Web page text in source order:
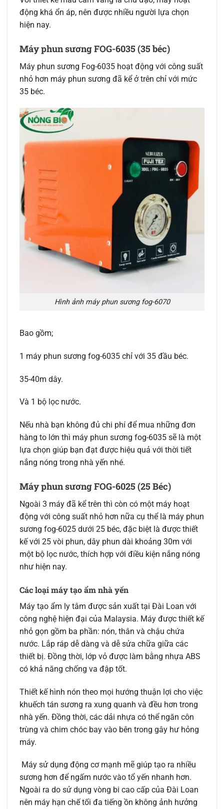
động khá ổn áp, nên được nhiều người lựa chọn
hiện nay.
Máy phun sương FOG-6035 (35 béc)
Máy phun sương Fog-6035 hoạt động với công suất
nhỏ hơn máy phun sương đã kể ở trên chỉ với mức
35 béc.
Hình ảnh máy phun sương fog-6070
Bao gồm;
1 máy phun sương fog-6035 chỉ với 35 đầu béc.
35-40m dây.
Và 1 bộ lọc nước.
Nếu nhà bạn không đủ chi phí để mua những đơn
hàng to lớn thì máy phun sương fog-6035 sẽ là một
lựa chọn giúp bạn đạt được hiệu quả với thời tiết
nắng nóng trong nhà yến nhé.
Máy phun sương FOG-6025 (25 Béc)
Ngoài 3 máy đã kể trên thì còn có một máy hoạt
động với công suất nhỏ hơn nữa cụ thể là máy phun
sương fog-6025 dưới 25 béc, đặc biệt là được thiết
kế với 25 vòi phun, dây phun dài khoảng 30m với
một bộ lọc nước, thích hợp với điều kiện nắng nóng
như hiện nay.
Các loại máy tạo ẩm nhà yến
Máy tạo ẩm ly tâm được sản xuất tại Đài Loan với
công nghệ hiện đại của Malaysia. Máy được thiết kế
nhỏ gọn gồm ba phần: nón, thân và chậu chứa
nước. Lắp ráp dễ dàng và dễ sửa chữa giữa các
thiết bị. Đồng thời, lớp vỏ được làm bằng nhựa ABS
có khả năng chống va đập tốt.
Thiết kế hình nón theo mọi hướng thuận lợi cho việc
khuếch tán sương ra xung quanh và đều hơn trong
nhà yến. Đồng thời, các dải nhựa có thể ngăn côn
trùng và chim chóc bay vào bên trong gây hư hỏng
máy.
Máy sử dụng động cơ mạnh mẽ giúp tạo ra nhiều
sương hơn để ngấm nước vào tổ yến nhanh hơn.
Ngoài ra do sử dụng vòng bi cao cấp của Đài Loan
nên máy hạn chế tối đa tiếng ồn không ảnh hưởng